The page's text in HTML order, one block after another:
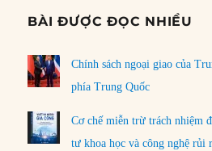
BÀI ĐƯỢC ĐỌC NHIỀU
Chính sách ngoại giao của
phía Trung Quốc
Cơ chế miễn trừ trách nhiệm
tư khoa học và công nghệ rủi